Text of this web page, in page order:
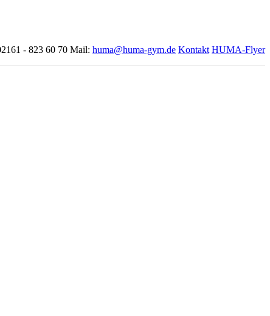
- 823 60 70 Mail: huma@huma-gym.de Kontakt HUMA-Flyer